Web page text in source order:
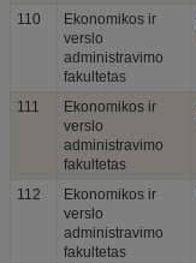
110
Ekonomikos ir
verslo
administravimo
fakultetas
111
Ekonomikos ir
verslo
administravimo
fakultetas
112
Ekonomikos ir
verslo
administravimo
fakultetas